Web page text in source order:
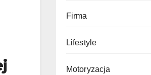
Firma
Lifestyle
Motoryzacja